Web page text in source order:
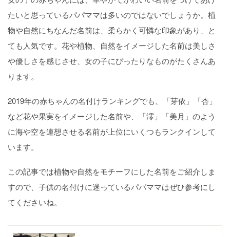
たいと思っているパパママは多いのではないでしょうか。植
物や自然にちなんだ名前は、柔らかく可憐な印象があり、と
ても人気です。花や植物、自然をイメージした名前は美しさ
や優しさを感じさせ、女の子にぴったりなものがたくさんあ
ります。
2019年の赤ちゃんの名付けランキングでも、「芽依」「杏」
など花や果実をイメージした名前や、「澪」「美月」のよう
に海や空を連想させる名前が上位にいくつもランクインして
います。
この記事では植物や自然をモチーフにした名前をご紹介しま
すので、子供の名付けに迷っているパパママはぜひ参考にし
てくださいね。